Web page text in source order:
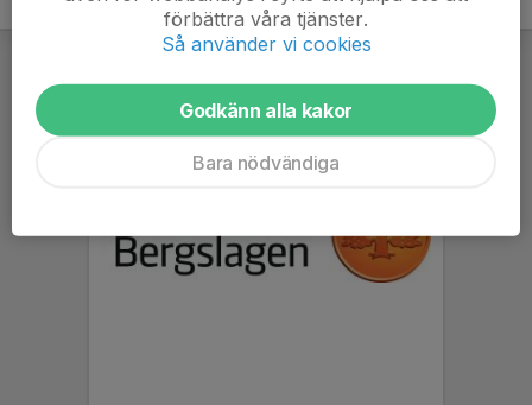
förbättra våra tjänster.
Så använder vi cookies
Godkänn alla kakor
Bara nödvändiga